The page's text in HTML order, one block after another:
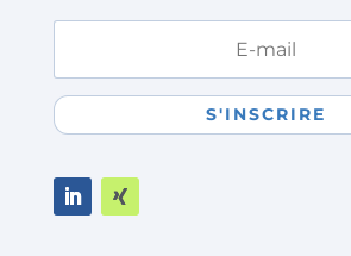
S'INSCRIRE